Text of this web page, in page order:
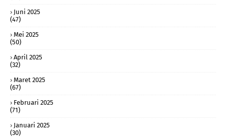
Juni 2025
(47)
Mei 2025
(50)
April 2025
(32)
Maret 2025
(67)
Februari 2025
(71)
Januari 2025
(30)